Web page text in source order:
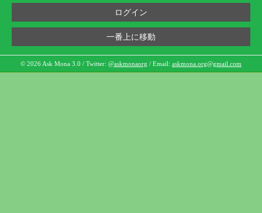
ログイン
一番上に移動
© 2026 Ask Mona 3.0 / Twitter: @askmonaorg / Email: askmona.org@gmail.com